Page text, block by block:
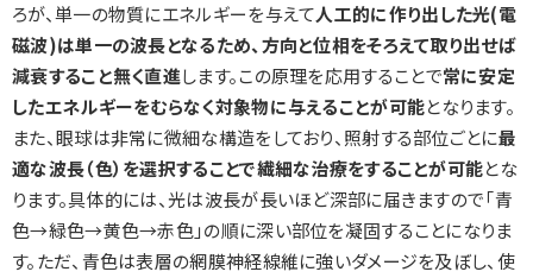
ろが、単一の物質にエネルギーを与えて人工的に作り出した光(電
磁波)は単一の波長となるため、方向と位相をそろえて取り出せば
減衰すること無く直進します。この原理を応用することで常に安定
したエネルギーをむらなく対象物に与えることが可能となります。
また、眼球は非常に微細な構造をしており、照射する部位ごとに最
適な波長（色）を選択することで繊細な治療をすることが可能とな
ります。具体的には、光は波長が長いほど深部に届きますので「青
色→緑色→黄色→赤色」の順に深い部位を凝固することになりま
す。ただ、青色は表層の網膜神経線維に強いダメージを及ぼし、使